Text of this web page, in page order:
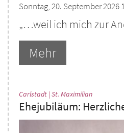
Sonntag, 20. September 2026
„…weil ich mich zur
Mehr
Carlstadt | St. Maximilian:
Ehejubiläum: